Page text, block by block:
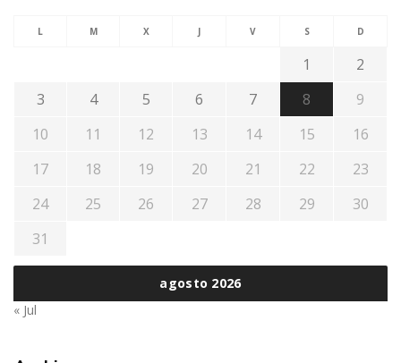
agosto 2026
L M X J V S D
1
2
3
4 5 6 7 8
9
10
11 12 13 14 15
16
17
18 19 20 21 22
23
24
25 26 27 28 29
30
31
« Jul